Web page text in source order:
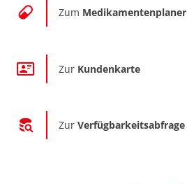
Zum Medikamentenplaner
Zur Kundenkarte
Zur Verfügbarkeitsabfrage